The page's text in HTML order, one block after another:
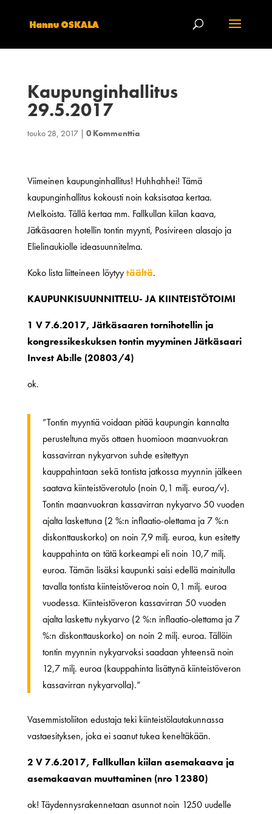
Kaupunginhallitus
29.5.2017
touko 28, 2017| 0 Kommenttia
Viimeinen kaupunginhallitus! Huhhahhei! Tämä
kaupunginhallitus kokousti noin kaksisataa kertaa.
Melkoista. Tällä kertaa mm. Fallkullan kiilan kaava,
Jätkäsaaren hotellin tontin myynti, Posivireen alasajo ja
Elielinaukiolle ideasuunnitelma.
Koko lista liitteineen löytyytäältä.
KAUPUNKISUUNNITTELU- JA KIINTEISTÖTOIMI
1 V 7.6.2017, Jätkäsaaren tornihotellin ja
kongressikeskuksen tontin myyminen Jätkäsaari
Invest Ab:lle (20803/4)
ok.
”Tontin myyntiä voidaan pitää kaupungin kannalta
perusteltuna myös ottaen huomioon maanvuokran
kassavirran nykyarvon suhde esitettyyn
kauppahintaan sekä tontista jatkossa myynnin jälkeen
saatava kiinteistöverotulo (noin 0,1 milj. euroa/v).
Tontin maanvuokran kassavirran nykyarvo 50 vuoden
ajalta laskettuna (2 %:n inflaatio-olettama ja 7 %:n
diskonttauskorko) on noin 7,9 milj. euroa, kun esitetty
kauppahinta on tätä korkeampi eli noin 10,7 milj.
euroa. Tämän lisäksi kaupunki saisi edellä mainitulla
tavalla tontista kiinteistöveroa noin 0,1 milj. euroa
vuodessa. Kiinteistöveron kassavirran 50 vuoden
ajalta laskettu nykyarvo (2 %:n inflaatio-olettama ja 7
%:n diskonttauskorko) on noin 2 milj. euroa. Tällöin
tontin myynnin nykyarvoksi saadaan yhteensä noin
12,7 milj. euroa (kauppahinta lisättynä kiinteistöveron
kassavirran nykyarvolla).”
Vasemmistoliiton edustaja teki kiinteistölautakunnassa
vastaesityksen, joka ei saanut tukea keneltäkään.
2 V 7.6.2017, Fallkullan kiilan asemakaava ja
asemakaavan muuttaminen (nro 12380)
ok! Täydennysrakennetaan asunnot noin 1250 uudelle